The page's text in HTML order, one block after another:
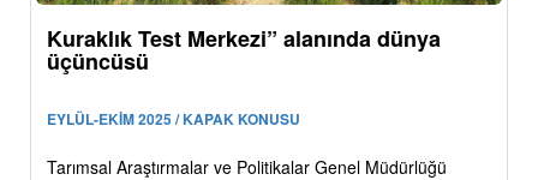
Kuraklık Test Merkezi” alanında dünya
üçüncüsü
EYLÜL-EKİM 2025 / KAPAK KONUSU
Tarımsal Araştırmalar ve Politikalar Genel Müdürlüğü